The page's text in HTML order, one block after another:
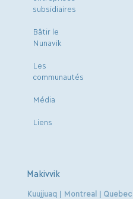
subsidiaires
Bâtir le
Nunavik
Les
communautés
Média
Liens
Makivvik
Kuujjuaq | Montreal |